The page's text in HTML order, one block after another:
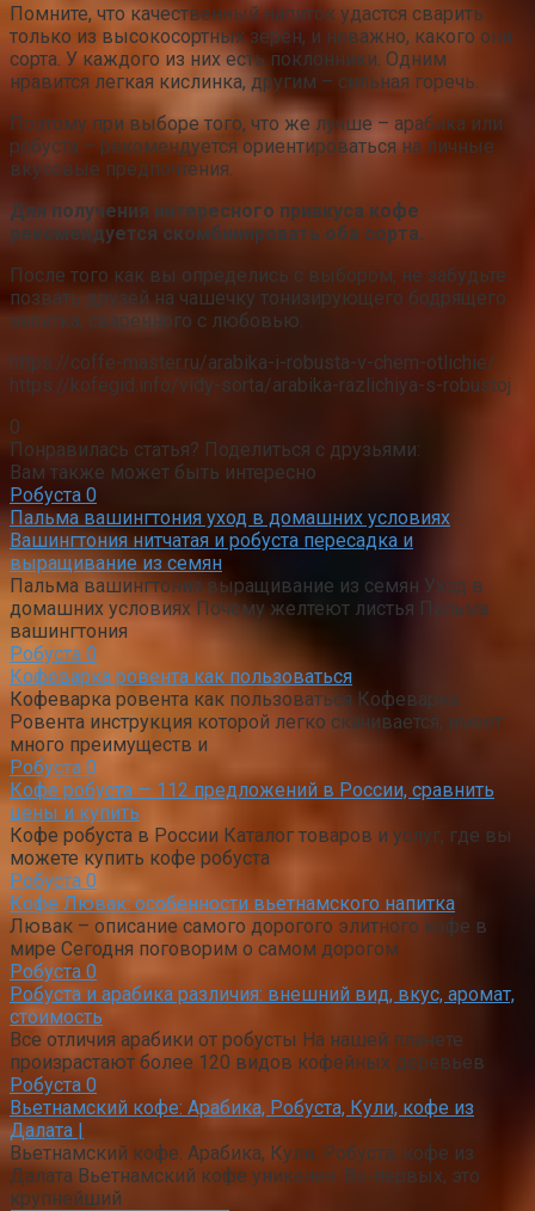
Помните, что качественный напиток удастся сварить
только из высокосортных зерен, и неважно, какого они
сорта. У каждого из них есть поклонники. Одним
нравится легкая кислинка, другим – сильная горечь.
Поэтому при выборе того, что же лучше – арабика или
робуста – рекомендуется ориентироваться на личные
вкусовые предпочтения.
Для получения интересного привкуса кофе
рекомендуется скомбинировать оба сорта.
После того как вы определись с выбором, не забудьте
позвать друзей на чашечку тонизирующего бодрящего
напитка, сваренного с любовью.
https://coffe-master.ru/arabika-i-robusta-v-chem-otlichie/
https://kofegid.info/vidy-sorta/arabika-razlichiya-s-robustoj
0
Понравилась статья? Поделиться с друзьями:
Вам также может быть интересно
Робуста 0
Пальма вашингтония уход в домашних условиях
Вашингтония нитчатая и робуста пересадка и
выращивание из семян
Пальма вашингтония выращивание из семян Уход в
домашних условиях Почему желтеют листья Пальма
вашингтония
Робуста 0
Кофеварка ровента как пользоваться
Кофеварка ровента как пользоваться Кофеварка
Ровента инструкция которой легко скачивается, имеет
много преимуществ и
Робуста 0
Кофе робуста — 112 предложений в России, сравнить
цены и купить
Кофе робуста в России Каталог товаров и услуг, где вы
можете купить кофе робуста
Робуста 0
Кофе Лювак: особенности вьетнамского напитка
Лювак – описание самого дорогого элитного кофе в
мире Сегодня поговорим о самом дорогом
Робуста 0
Робуста и арабика различия: внешний вид, вкус, аромат,
стоимость
Все отличия арабики от робусты На нашей планете
произрастают более 120 видов кофейных деревьев
Робуста 0
Вьетнамский кофе: Арабика, Робуста, Кули, кофе из
Далата |
Вьетнамский кофе. Арабика, Кули, Робуста, кофе из
Далата Вьетнамский кофе уникален. Во-первых, это
крупнейший